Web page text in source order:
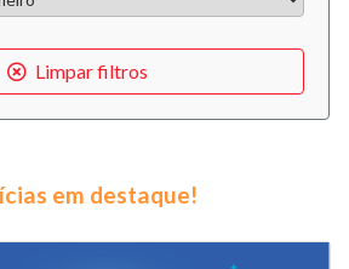
Limpar filtros
em destaque!